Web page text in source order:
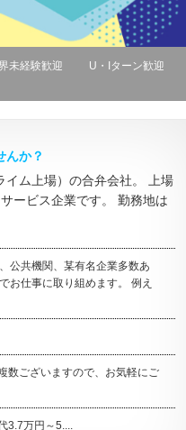
未経験歓迎
U・Iターン歓迎
か？
イム上場）の合弁会社。 上場
ービス企業です。 勤務地は
公共機関、某有名企業多数あ
お仕事に取り組めます。 例え
数ございますので、お気軽にご
3.7万円～5....